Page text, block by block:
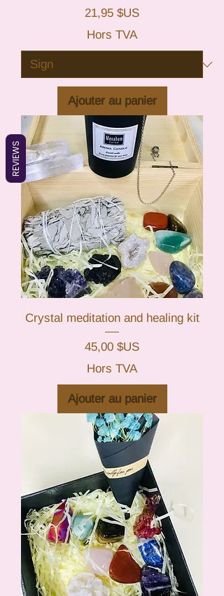
Prix
21,95 $US
Hors TVA
Ajouter au panier
Crystal meditation and healing kit
Prix
45,00 $US
Hors TVA
Ajouter au panier
REVIEWS